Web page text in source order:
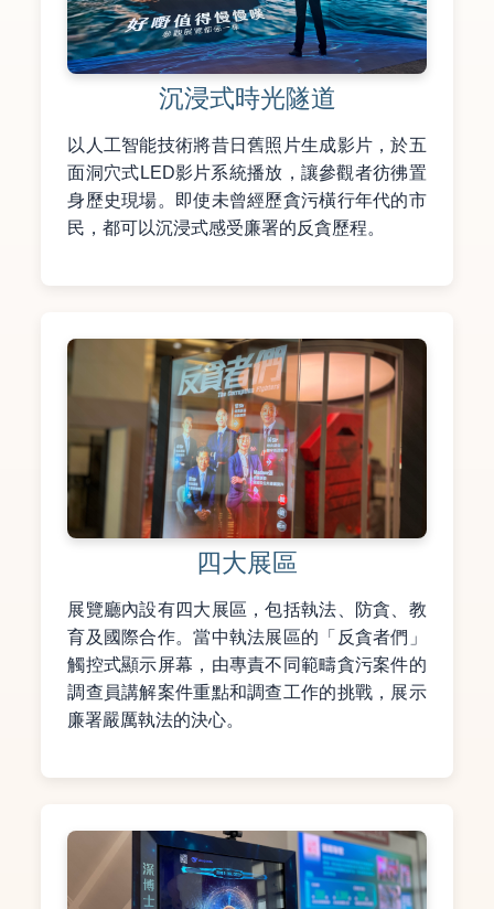
沉浸式時光隧道
以人工智能技術將昔日舊照片生成影片，於五
面洞穴式LED影片系統播放，讓參觀者彷彿置
身歷史現場。即使未曾經歷貪污橫行年代的市
民，都可以沉浸式感受廉署的反貪歷程。
四大展區
展覽廳內設有四大展區，包括執法、防貪、教
育及國際合作。當中執法展區的「反貪者們」
觸控式顯示屏幕，由專責不同範疇貪污案件的
調查員講解案件重點和調查工作的挑戰，展示
廉署嚴厲執法的決心。